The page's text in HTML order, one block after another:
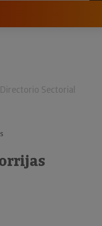
Directorio Sectorial